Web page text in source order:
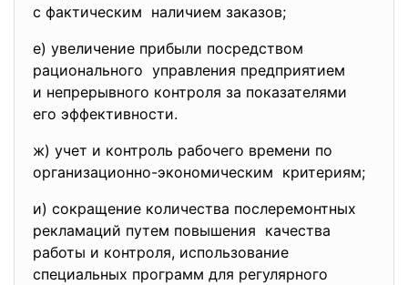
с фактическим наличием заказов;
е) увеличение прибыли посредством
рационального управления предприятием
и непрерывного контроля за показателями
его эффективности.
ж) учет и контроль рабочего времени по
организационно-экономическим критериям;
и) сокращение количества послеремонтных
рекламаций путем повышения качества
работы и контроля, использование
специальных программ для регулярного